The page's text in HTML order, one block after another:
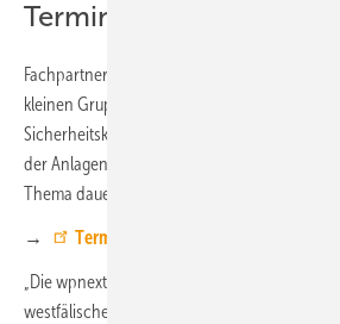
Termine und Anmeldung
Fachpartner lernen die Vorteile direkt an den
kleinen Gruppen vermitteln Trainer alles
Sicherheitskonzept, zur Aufstellung der
der Anlagen, zu Hydraulikplänen und zur
Thema dauern die Schulungen einen halben
→ Termine und Anmeldung für
„Die wpnext-Tour startet Ende März in
westfälischen Höxter. Dort lernen unsere